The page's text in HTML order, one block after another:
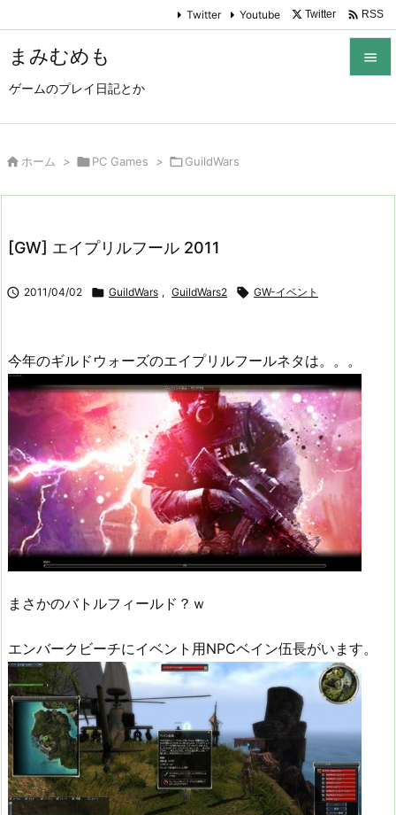
まみむめも
ゲームのプレイ日記とか

Twitter Youtube Twitter  RSS
 ホーム > PC Games > GuildWars
[GW] エイプリルフール 2011
 2011/04/02  GuildWars , GuildWars2  GW-イベント
今年のギルドウォーズのエイプリルフールネタは。。。
まさかのバトルフィールド？ｗ
エンバークビーチにイベント用NPCベイン伍長がいます。